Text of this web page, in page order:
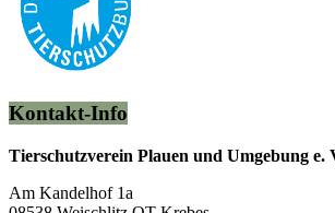
Kontakt-Info
Tierschutzverein Plauen und Umgebung e.
Am Kandelhof 1a